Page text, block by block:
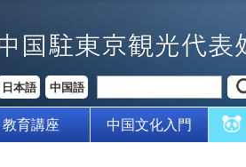
日本語 中国語
教育講座 中国文化入門